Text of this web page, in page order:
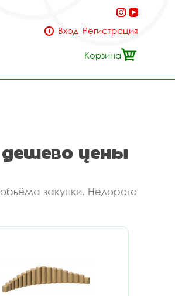
Вход Регистрация
Корзина
цены
закупки. Недорого